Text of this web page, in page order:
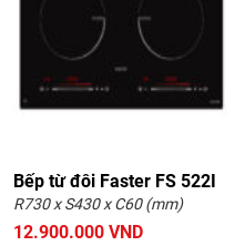
Bếp từ đôi Faster FS 522I
R730 x S430 x C60 (mm)
12.900.000 VND